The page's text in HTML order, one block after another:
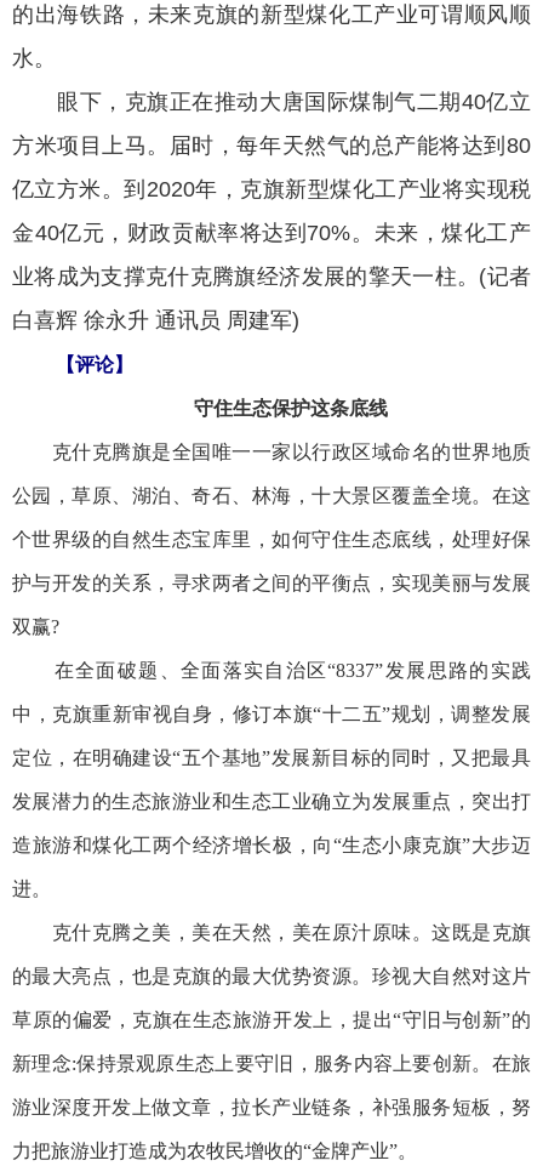
的出海铁路，未来克旗的新型煤化工产业可谓顺风顺
水。
眼下，克旗正在推动大唐国际煤制气二期40亿立
方米项目上马。届时，每年天然气的总产能将达到80
亿立方米。到2020年，克旗新型煤化工产业将实现税
金40亿元，财政贡献率将达到70%。未来，煤化工产
业将成为支撑克什克腾旗经济发展的擎天一柱。(记者
白喜辉 徐永升 通讯员 周建军)
【评论】
守住生态保护这条底线
克什克腾旗是全国唯一一家以行政区域命名的世界地质
公园，草原、湖泊、奇石、林海，十大景区覆盖全境。在这
个世界级的自然生态宝库里，如何守住生态底线，处理好保
护与开发的关系，寻求两者之间的平衡点，实现美丽与发展
双赢?
在全面破题、全面落实自治区“8337”发展思路的实践
中，克旗重新审视自身，修订本旗“十二五”规划，调整发展
定位，在明确建设“五个基地”发展新目标的同时，又把最具
发展潜力的生态旅游业和生态工业确立为发展重点，突出打
造旅游和煤化工两个经济增长极，向“生态小康克旗”大步迈
进。
克什克腾之美，美在天然，美在原汁原味。这既是克旗
的最大亮点，也是克旗的最大优势资源。珍视大自然对这片
草原的偏爱，克旗在生态旅游开发上，提出“守旧与创新”的
新理念:保持景观原生态上要守旧，服务内容上要创新。在旅
游业深度开发上做文章，拉长产业链条，补强服务短板，努
力把旅游业打造成为农牧民增收的“金牌产业”。